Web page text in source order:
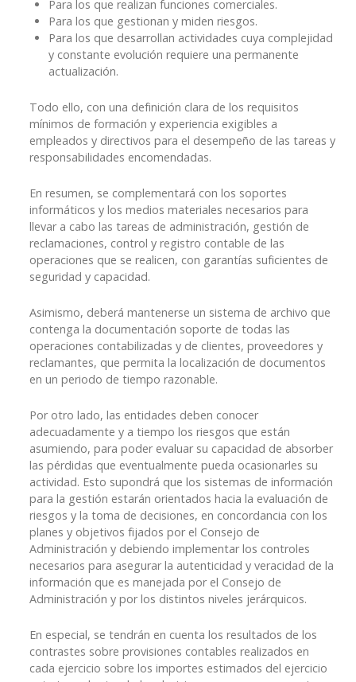
Para los que realizan funciones comerciales.
Para los que gestionan y miden riesgos.
Para los que desarrollan actividades cuya complejidad
y constante evolución requiere una permanente
actualización.
Todo ello, con una definición clara de los requisitos
mínimos de formación y experiencia exigibles a
empleados y directivos para el desempeño de las tareas y
responsabilidades encomendadas.
En resumen, se complementará con los soportes
informáticos y los medios materiales necesarios para
llevar a cabo las tareas de administración, gestión de
reclamaciones, control y registro contable de las
operaciones que se realicen, con garantías suficientes de
seguridad y capacidad.
Asimismo, deberá mantenerse un sistema de archivo que
contenga la documentación soporte de todas las
operaciones contabilizadas y de clientes, proveedores y
reclamantes, que permita la localización de documentos
en un periodo de tiempo razonable.
Por otro lado, las entidades deben conocer
adecuadamente y a tiempo los riesgos que están
asumiendo, para poder evaluar su capacidad de absorber
las pérdidas que eventualmente pueda ocasionarles su
actividad. Esto supondrá que los sistemas de información
para la gestión estarán orientados hacia la evaluación de
riesgos y la toma de decisiones, en concordancia con los
planes y objetivos fijados por el Consejo de
Administración y debiendo implementar los controles
necesarios para asegurar la autenticidad y veracidad de la
información que es manejada por el Consejo de
Administración y por los distintos niveles jerárquicos.
En especial, se tendrán en cuenta los resultados de los
contrastes sobre provisiones contables realizados en
cada ejercicio sobre los importes estimados del ejercicio